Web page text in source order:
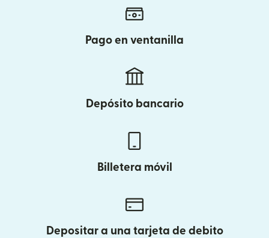
Pago en ventanilla
Depósito bancario
Billetera móvil
Depositar a una tarjeta de debito